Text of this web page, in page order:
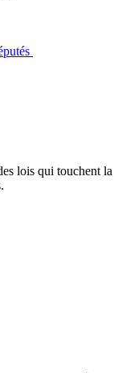
lois qui touchent la